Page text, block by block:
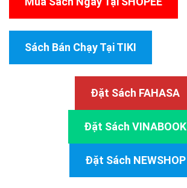
Sách Bán Chạy Tại TIKI
Đặt Sách FAHASA
Đặt Sách VINABOOK
Đặt Sách NEWSHOP